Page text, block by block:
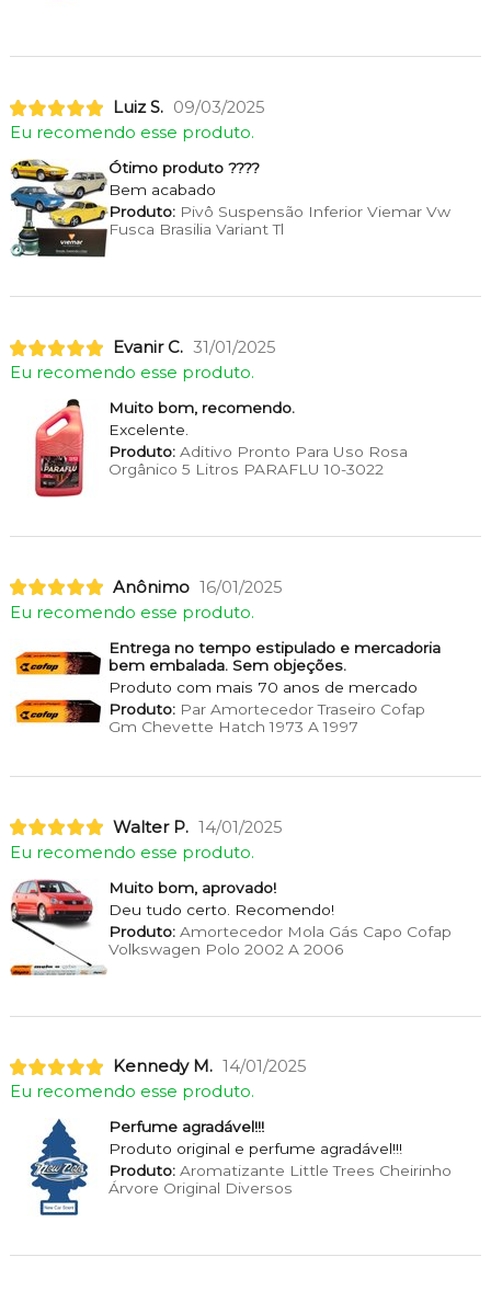
Luiz S. 09/03/2025
Eu recomendo esse produto.
Ótimo produto ????
Bem acabado
Produto:Pivô Suspensão Inferior Viemar Vw
Fusca Brasilia Variant Tl
Evanir C. 31/01/2025
Eu recomendo esse produto.
Muito bom, recomendo.
Excelente.
Produto:Aditivo Pronto Para Uso Rosa
Orgânico 5 Litros PARAFLU 10-3022
Anônimo 16/01/2025
Eu recomendo esse produto.
Entrega no tempo estipulado e mercadoria
bem embalada. Sem objeções.
Produto com mais 70 anos de mercado
Produto:Par Amortecedor Traseiro Cofap
Gm Chevette Hatch 1973 A 1997
Walter P. 14/01/2025
Eu recomendo esse produto.
Muito bom, aprovado!
Deu tudo certo. Recomendo!
Produto:Amortecedor Mola Gás Capo Cofap
Volkswagen Polo 2002 A 2006
Kennedy M. 14/01/2025
Eu recomendo esse produto.
Perfume agradável!!!
Produto original e perfume agradável!!!
Produto:Aromatizante Little Trees Cheirinho
Árvore Original Diversos